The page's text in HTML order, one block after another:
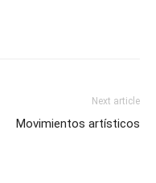
Next article
Movimientos artísticos